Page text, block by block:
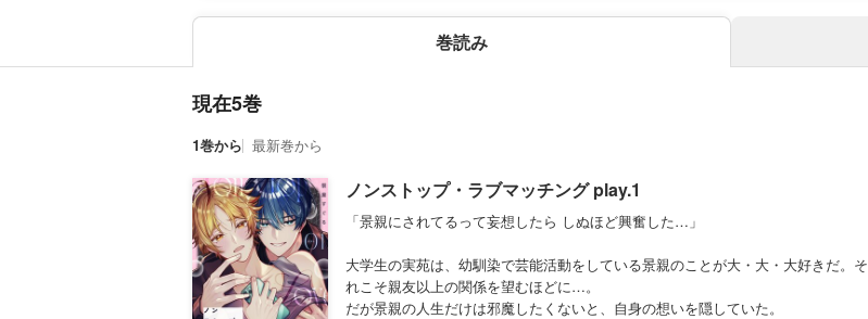
巻読み
現在5巻
1巻から 最新巻から
ノンストップ・ラブマッチング play.1
「景親にされてるって妄想したら しぬほど興奮した…」
大学生の実苑は、幼馴染で芸能活動をしている景親のことが大・大・大好きだ。そ
れこそ親友以上の関係を望むほどに…。
だが景親の人生だけは邪魔したくないと、自身の想いを隠していた。